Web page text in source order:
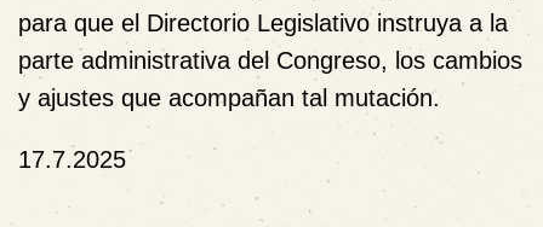
para que el Directorio Legislativo instruya a la
parte administrativa del Congreso, los cambios
y ajustes que acompañan tal mutación.
17.7.2025